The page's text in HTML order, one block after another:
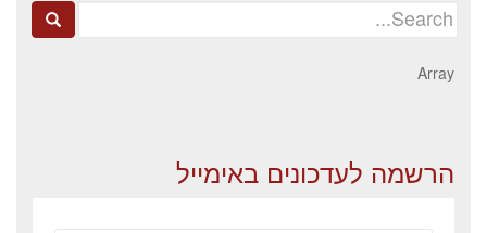
Search
Array
הרשמה לעדכונים באימייל